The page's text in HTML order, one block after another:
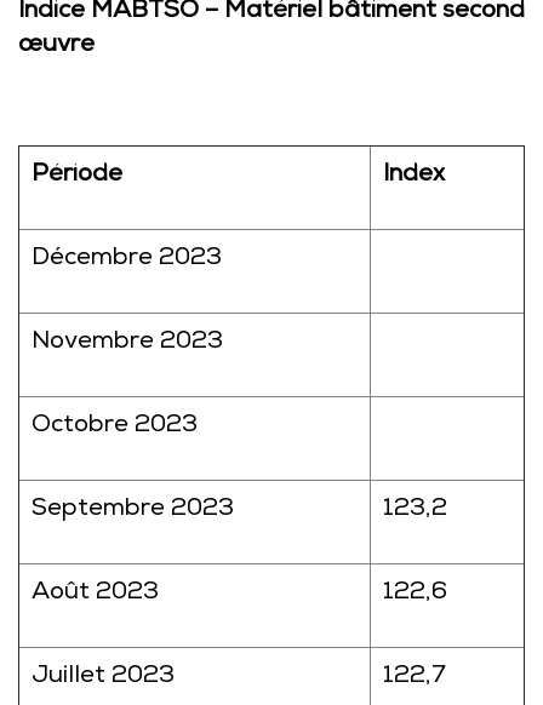
Indice MABTSO – Matériel bâtiment second
œuvre
Période Index
Décembre 2023
Novembre 2023
Octobre 2023
Septembre 2023 123,2
Août 2023 122,6
Juillet 2023 122,7